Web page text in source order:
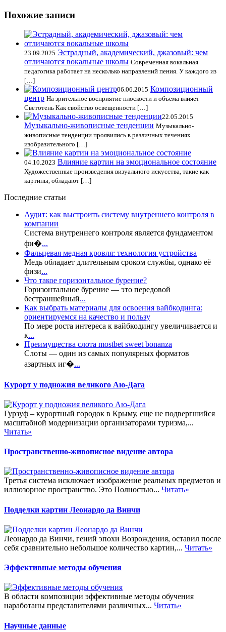
Похожие записи
23.09.2025 Эстрадный, академический, джазовый: чем
отличаются вокальные школы Современная вокальная
педагогика работает на несколько направлений пения. У каждого из
[…]
06.06.2015 Композиционный
центр На зрительное восприятие плоскости и объема влияет
Светотень Как свойство освещенности […]
22.05.2015
Музыкально-живописные тенденции Музыкально-
живописные тенденции проявились в различных течениях
изобразительного […]
04.10.2023 Влияние картин на эмоциональное состояние
Художественные произведения визуального искусства, такие как
картины, обладают […]
Последние статьи
Аудит: как выстроить систему внутреннего контроля в
компании
Система внутреннего контроля является фундаментом
фи�...
Фальцевая медная кровля: технология устройства
Медь обладает длительным сроком службы, однако её
физи...
Что такое горизонтальное бурение?
Горизонтальное бурение — это передовой
бестраншейный...
Как выбрать материалы для освоения вайбкодинга:
ориентируемся на качество и пользу
По мере роста интереса к вайбкодингу увеличивается и
к...
Преимущества слота mostbet sweet bonanza
Слоты — один из самых популярных форматов
азартных иг�...
Курорт у подножия великого Аю-Дага
Гурзуф – курортный городок в Крыму, еще не подвергшийся
масштабной модернизации организаторами туризма,...
Читать»
Пространственно-живописное видение автора
Третья система исключает изображение реальных предметов и
иллюзорное пространство. Это Полностью... Читать»
Подделки картин Леонардо да Винчи
Леонардо да Винчи, гений эпохи Возрождения, оставил после
себя сравнительно небольшое количество картин,... Читать»
Эффективные методы обучения
В области композиции эффективные методы обучения
наработаны представителями различных... Читать»
Научные данные